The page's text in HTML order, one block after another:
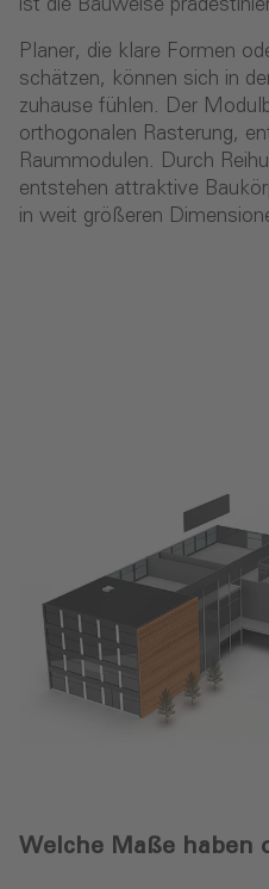
ist die Bauweise
Planer, die klare Formen
schätzen, können sich in
zuhause fühlen. Der
orthogonalen Rasterung,
Raummodulen. Durch
entstehen attraktive
in weit größeren
Welche Maße haben